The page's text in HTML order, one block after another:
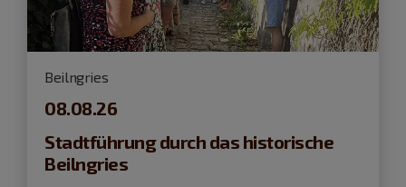
Beilngries
08.08.26
Stadtführung durch das historische
Beilngries